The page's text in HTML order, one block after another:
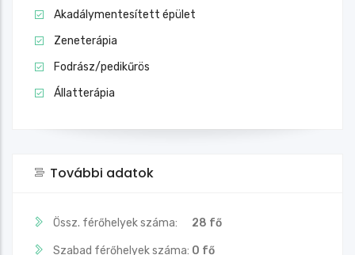
Akadálymentesített épület
Zeneterápia
Fodrász/pedikűrös
Állatterápia
További adatok
Össz. férőhelyek száma: 28 fő
Szabad férőhelyek száma: 0 fő